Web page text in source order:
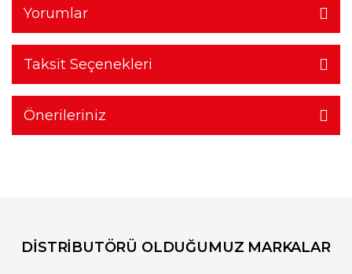
Yorumlar
Taksit Seçenekleri
Önerileriniz
DİSTRİBUTÖRÜ OLDUĞUMUZ MARKALAR